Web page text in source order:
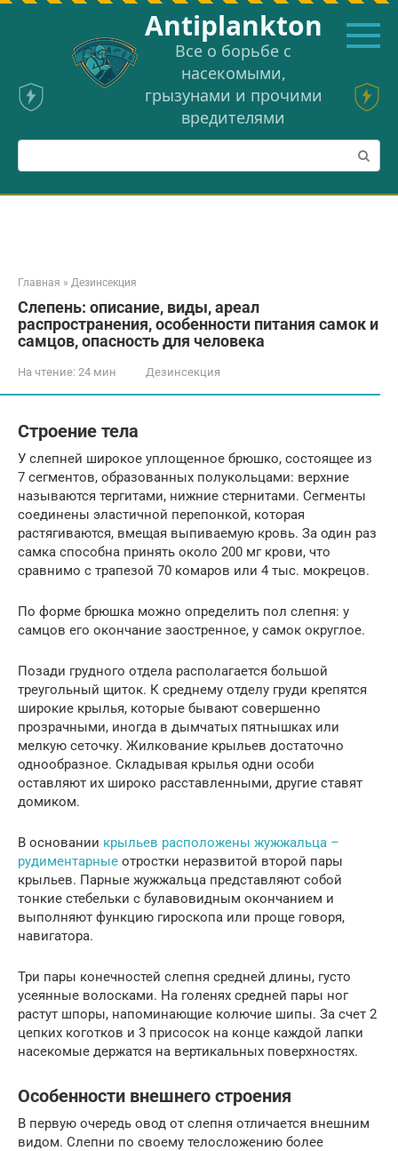
Перейти
Аntiplankton
Все о борьбе с
насекомыми,
грызунами и прочими
вредителями
Поиск:
Главная » Дезинсекция
Слепень: описание, виды, ареал
распространения, особенности питания самок и
самцов, опасность для человека
На чтение: 24 мин Дезинсекция
Строение тела
У слепней широкое уплощенное брюшко, состоящее из
7 сегментов, образованных полукольцами: верхние
называются тергитами, нижние стернитами. Сегменты
соединены эластичной перепонкой, которая
растягиваются, вмещая выпиваемую кровь. За один раз
самка способна принять около 200 мг крови, что
сравнимо с трапезой 70 комаров или 4 тыс. мокрецов.
По форме брюшка можно определить пол слепня: у
самцов его окончание заостренное, у самок округлое.
Позади грудного отдела располагается большой
треугольный щиток. К среднему отделу груди крепятся
широкие крылья, которые бывают совершенно
прозрачными, иногда в дымчатых пятнышках или
мелкую сеточку. Жилкование крыльев достаточно
однообразное. Складывая крылья одни особи
оставляют их широко расставленными, другие ставят
домиком.
В основании крыльев расположены жужжальца –
рудиментарные отростки неразвитой второй пары
крыльев. Парные жужжальца представляют собой
тонкие стебельки с булавовидным окончанием и
выполняют функцию гироскопа или проще говоря,
навигатора.
Три пары конечностей слепня средней длины, густо
усеянные волосками. На голенях средней пары ног
растут шпоры, напоминающие колючие шипы. За счет 2
цепких коготков и 3 присосок на конце каждой лапки
насекомые держатся на вертикальных поверхностях.
Особенности внешнего строения
В первую очередь овод от слепня отличается внешним
видом. Слепни по своему телосложению более